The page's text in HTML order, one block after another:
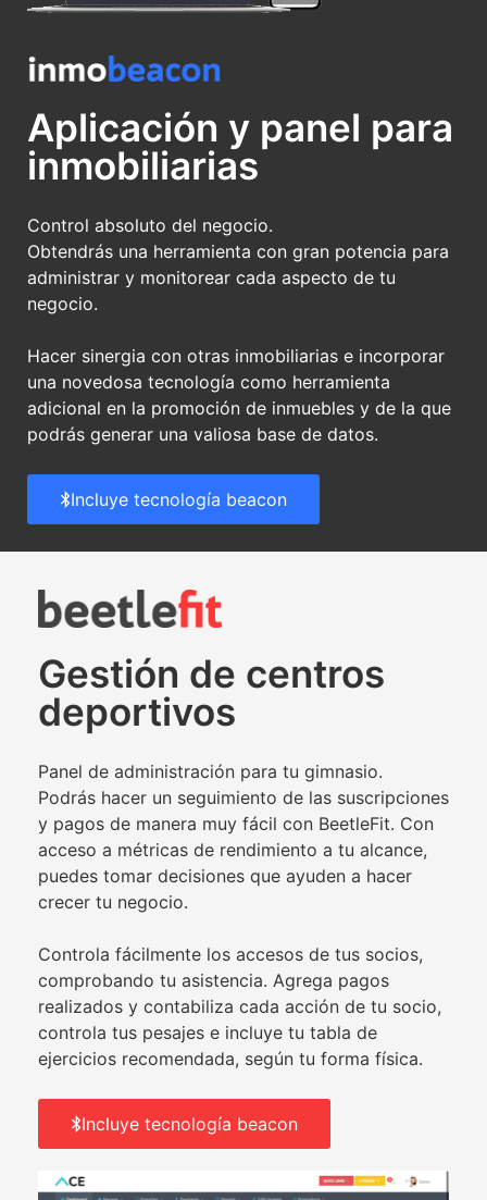
Aplicación y panel para
inmobiliarias
Control absoluto del negocio.
Obtendrás una herramienta con gran potencia para
administrar y monitorear cada aspecto de tu
negocio.
Hacer sinergia con otras inmobiliarias e incorporar
una novedosa tecnología como herramienta
adicional en la promoción de inmuebles y de la que
podrás generar una valiosa base de datos.
Incluye tecnología beacon
Gestión de centros
deportivos
Panel de administración para tu gimnasio.
Podrás hacer un seguimiento de las suscripciones
y pagos de manera muy fácil con BeetleFit. Con
acceso a métricas de rendimiento a tu alcance,
puedes tomar decisiones que ayuden a hacer
crecer tu negocio.
Controla fácilmente los accesos de tus socios,
comprobando tu asistencia. Agrega pagos
realizados y contabiliza cada acción de tu socio,
controla tus pesajes e incluye tu tabla de
ejercicios recomendada, según tu forma física.
Incluye tecnología beacon